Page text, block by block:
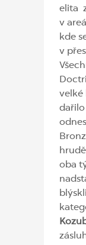
elita
v
kde
v
velké
dařilo
oba